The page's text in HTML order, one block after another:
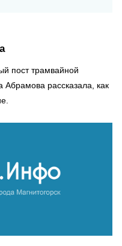
пост трамвайной
Абрамова рассказала, как